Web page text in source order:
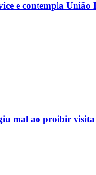
e contempla União
mal ao proibir